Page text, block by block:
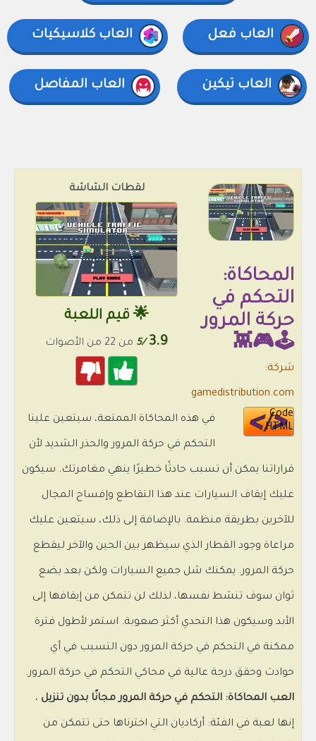
العاب فعل العاب كلاسيكيات
العاب تيكين العاب المفاصل
لقطات الشاشة
🌟 قيم اللعبة
3.9
/5 من 22 من الأصوات
المحاكاة:
التحكم في
حركة المرور
🕹️🎮👾
شركة:
gamedistribution.com
Code
HTML
في هذه المحاكاة الممتعة، سيتعين علينا
التحكم في حركة المرور والحذر الشديد لأن
قراراتنا يمكن أن تسبب حادثًا خطيرًا ينهي مغامرتك. سيكون
عليك إيقاف السيارات عند هذا التقاطع وإفساح المجال
للآخرين بطريقة منظمة. بالإضافة إلى ذلك، سيتعين عليك
مراعاة وجود القطار الذي سيظهر بين الحين والآخر ليقطع
حركة المرور. يمكنك شل جميع السيارات ولكن بعد بضع
ثوان سوف تنشط نفسها، لذلك لن تتمكن من إيقافها إلى
الأبد وسيكون هذا التحدي أكثر صعوبة. استمر لأطول فترة
ممكنة في التحكم في حركة المرور دون التسبب في أي
حوادث وحقق درجة عالية في محاكي التحكم في حركة المرور.
العب المحاكاة: التحكم في حركة المرور مجانًا بدون تنزيل ،
إنها لعبة في الفئة: أركاديان التي اخترناها حتى تتمكن من